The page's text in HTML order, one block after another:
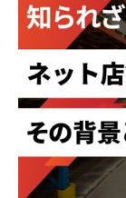
オンラインショップ